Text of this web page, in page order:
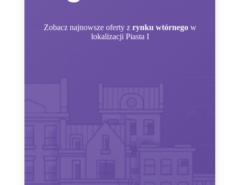
Zobacz najnowsze oferty z rynku wtórnego w
lokalizacji Piasta I